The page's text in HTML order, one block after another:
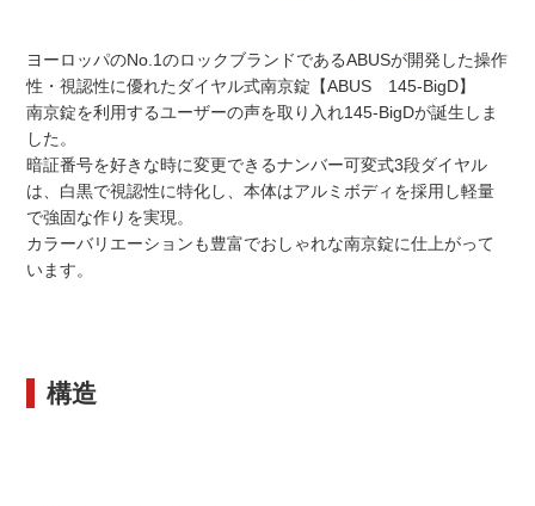
ヨーロッパのNo.1のロックブランドであるABUSが開発した操作
性・視認性に優れたダイヤル式南京錠【ABUS 145-BigD】
南京錠を利用するユーザーの声を取り入れ145-BigDが誕生しま
した。
暗証番号を好きな時に変更できるナンバー可変式3段ダイヤル
は、白黒で視認性に特化し、本体はアルミボディを採用し軽量
で強固な作りを実現。
カラーバリエーションも豊富でおしゃれな南京錠に仕上がって
います。
構造